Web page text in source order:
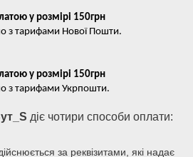
у розмірі 150грн
з тарифами Нової Пошти.
у розмірі 150грн
з тарифами Укрпошти.
діє чотири способи оплати:
за реквізитами, які надає